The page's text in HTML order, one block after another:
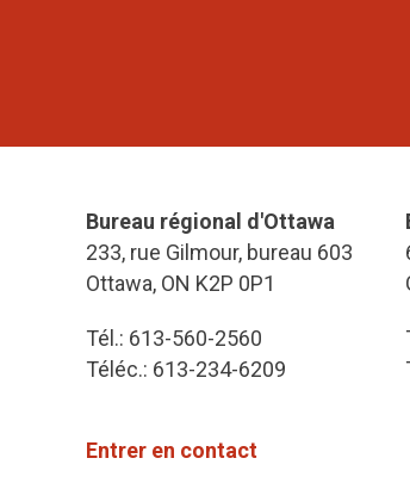
Bureau régional d'Ottawa
233, rue Gilmour, bureau 603
Ottawa, ON K2P 0P1
Tél.: 613-560-2560
Téléc.: 613-234-6209
Entrer en contact